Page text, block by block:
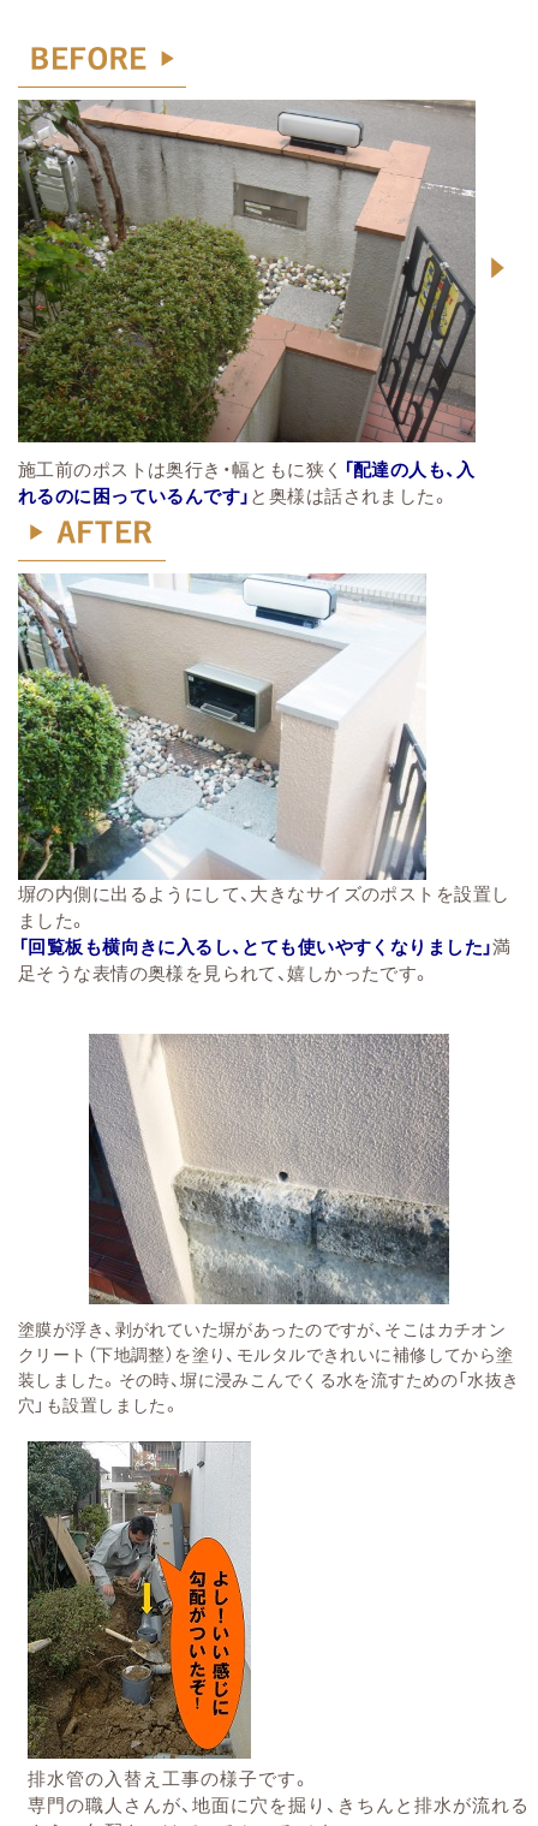
施工前のポストは奥行き・幅ともに狭く 「配達の人も、入
れるのに困っているんです」と奥様は話されました。
塀の内側に出るようにして、大きなサイズのポストを設置し
ました。
「回覧板も横向きに入るし、とても使いやすくなりました」満
足そうな表情の奥様を見られて、嬉しかったです。
塗膜が浮き、剥がれていた塀があったのですが、そこはカチオン
クリート（下地調整）を塗り、モルタルできれいに補修してから塗
装しました。その時、塀に浸みこんでくる水を流すための「水抜き
穴」も設置しました。
排水管の入替え工事の様子です。
専門の職人さんが、地面に穴を掘り、きちんと排水が流れる